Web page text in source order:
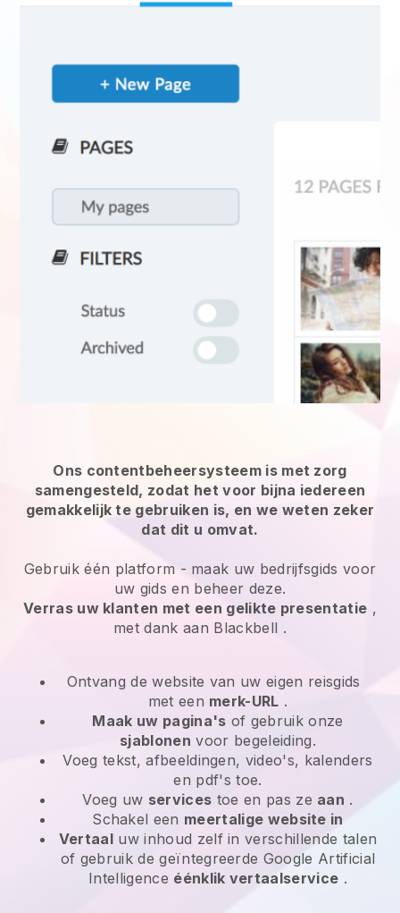
Ons contentbeheersysteem is met zorg
samengesteld, zodat het voor bijna iedereen
gemakkelijk te gebruiken is, en we weten zeker
dat dit u omvat.
Gebruik één platform - maak uw bedrijfsgids voor
uw gids en beheer deze.
Verras uw klanten met een gelikte presentatie ,
met dank aan Blackbell .
Ontvang de website van uw eigen reisgids
met een merk-URL .
Maak uw pagina's of gebruik onze
sjablonen voor begeleiding.
Voeg tekst, afbeeldingen, video's, kalenders
en pdf's toe.
Voeg uw services toe en pas ze aan .
Schakel een meertalige website in
Vertaal uw inhoud zelf in verschillende talen
of gebruik de geïntegreerde Google Artificial
Intelligence éénklik vertaalservice .